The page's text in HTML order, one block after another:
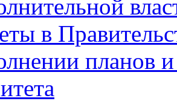
в
планов и